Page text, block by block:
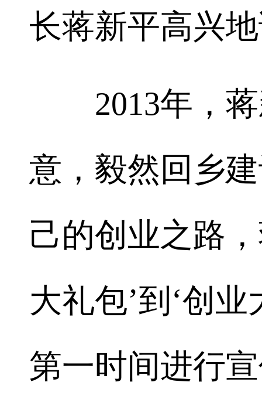
长蒋新平高兴
2013年，蒋
意，毅然回乡
己的创业之路
大礼包’到‘创
第一时间进行